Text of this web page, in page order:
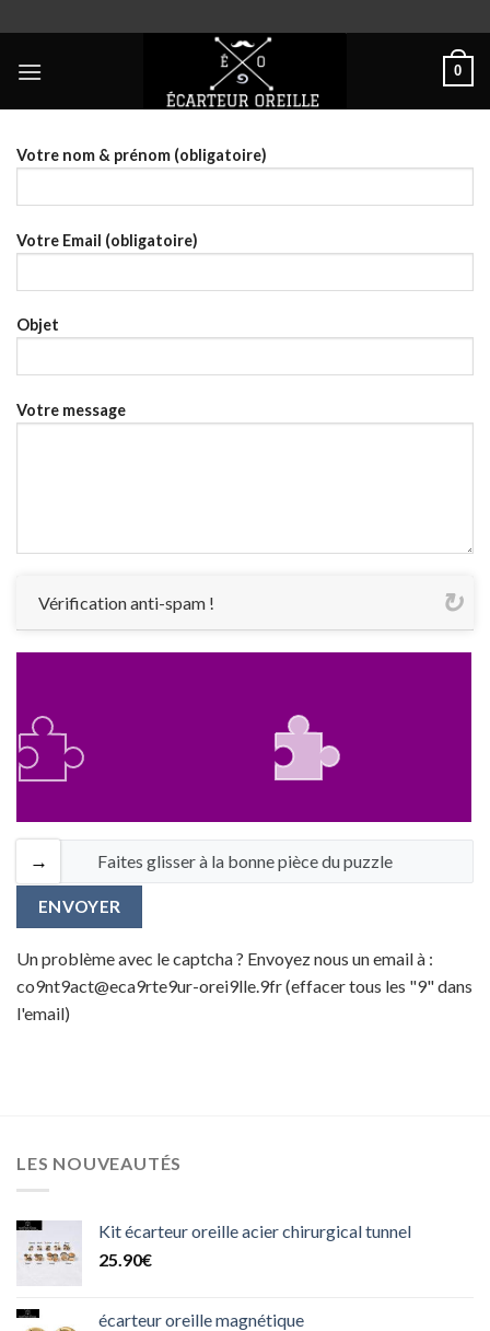
to
content
0
Votre nom & prénom (obligatoire)
Votre Email (obligatoire)
Objet
Votre message
Vérification anti-spam !
Faites glisser à la bonne pièce du puzzle
Un problème avec le captcha ? Envoyez nous un email à :
co9nt9act@eca9rte9ur-orei9lle.9fr (effacer tous les "9" dans
l'email)
LES NOUVEAUTÉS
Kit écarteur oreille acier chirurgical tunnel
25.90€
écarteur oreille magnétique